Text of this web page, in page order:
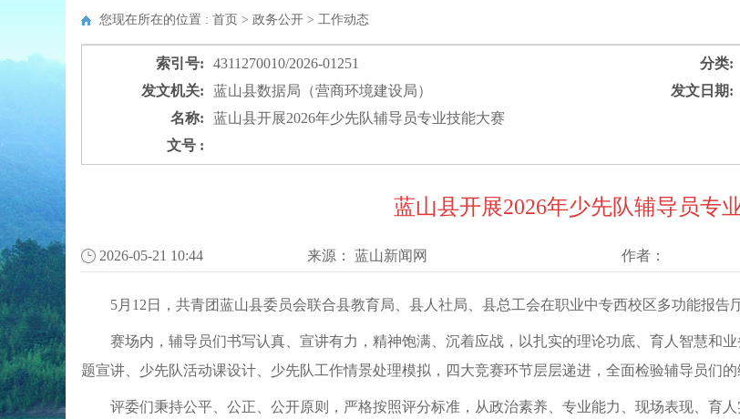
您现在所在的位置 : 首页 > 政务公开 > 工作动态
索引号: 4311270010/2026-01251
分类:
发文机关:
蓝山县数据局（营商环境建设局） 发文日期:
名称:
蓝山县开展2026年少先队辅导员专业技能大赛
文号 :
蓝山县开展2026年少先队辅导员专
2026-05-21 10:44 来源： 蓝山新闻网 作者：
5月12日，共青团蓝山县委员会联合县教育局、县人社局、县总工会在职业中专西校区多功能报告
赛场内，辅导员们书写认真、宣讲有力，精神饱满、沉着应战，以扎实的理论功底、育人智慧和
题宣讲、少先队活动课设计、少先队工作情景处理模拟，四大竞赛环节层层递进，全面检验辅导员们
评委们秉持公平、公正、公开原则，严格按照评分标准，从政治素养、专业能力、现场表现、育